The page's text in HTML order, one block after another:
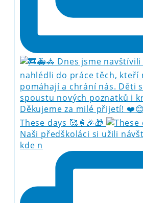
These days 🥰🍦🎉🎁
Naši předškoláci si užili
kde n